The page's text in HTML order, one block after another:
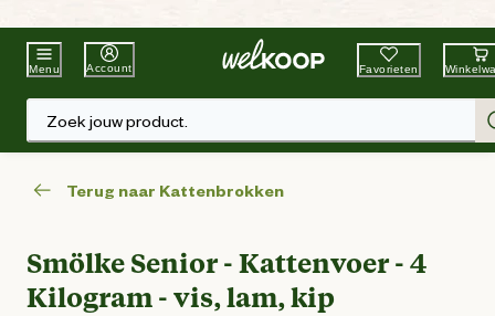
Beste WinkelketenTuin & Dier
Menu Account Favorieten
Zoek jouw product.
Terug naar Kattenbrokken
Smölke Senior - Kattenvoer - 4
Kilogram - vis, lam, kip